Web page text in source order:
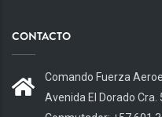
CONTACTO
Comando Fuerza
Avenida El Dorado Cra.